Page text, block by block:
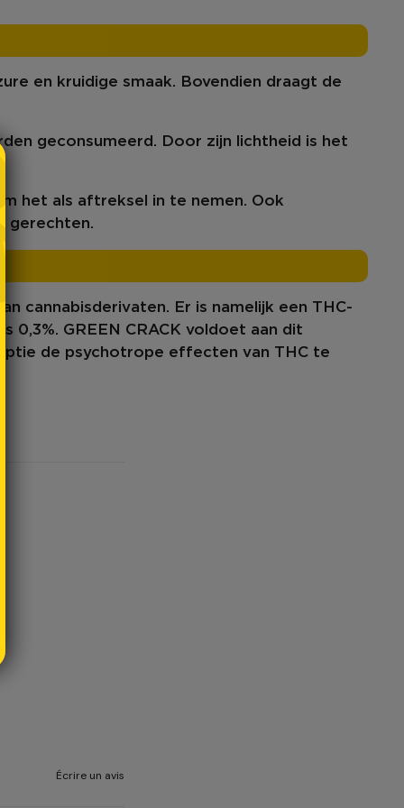
en kruidige smaak. Bovendien draagt de
geconsumeerd. Door zijn lichtheid is het
het als aftreksel in te nemen. Ook
gerechten.
cannabisderivaten. Er is namelijk een THC-
GREEN CRACK voldoet aan dit
de psychotrope effecten van THC te
Écrire un avis